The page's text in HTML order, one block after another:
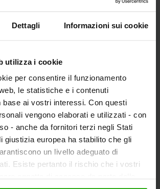
Dettagli Informazioni sui cookie
utilizza i cookie
per consentire il funzionamento
le statistiche e i contenuti
base ai vostri interessi. Con questi
vengono elaborati e utilizzati - con
- anche da fornitori terzi negli Stati
giustizia europea ha stabilito che gli
un livello adeguato di
Esiste pertanto il rischio che i vostri
Kärnten Werbung
Ring 21 - 23
L'Austria
+43/463/3000
info@ kaernten.at
informati!